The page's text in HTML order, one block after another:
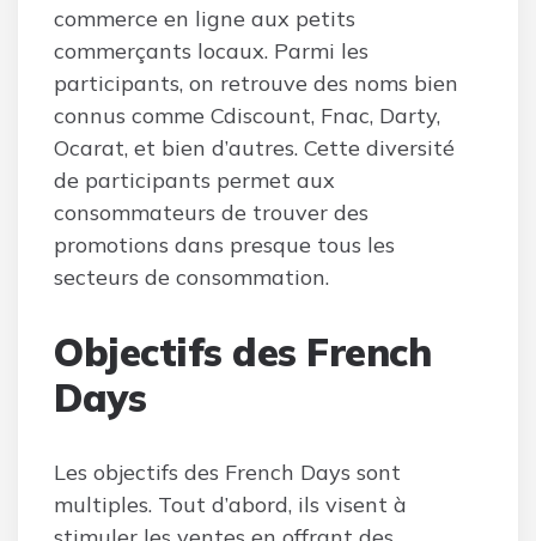
commerce en ligne aux petits
commerçants locaux. Parmi les
participants, on retrouve des noms bien
connus comme Cdiscount, Fnac, Darty,
Ocarat, et bien d’autres. Cette diversité
de participants permet aux
consommateurs de trouver des
promotions dans presque tous les
secteurs de consommation.
Objectifs des French
Days
Les objectifs des French Days sont
multiples. Tout d’abord, ils visent à